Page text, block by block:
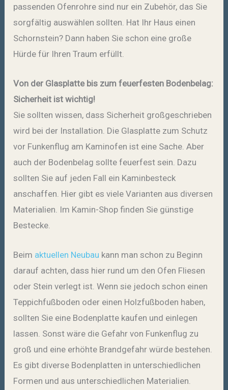
passenden Ofenrohre sind nur ein Zubehör, das Sie
sorgfältig auswählen sollten. Hat Ihr Haus einen
Schornstein? Dann haben Sie schon eine große
Hürde für Ihren Traum erfüllt.
Von der Glasplatte bis zum feuerfesten Bodenbelag:
Sicherheit ist wichtig!
Sie sollten wissen, dass Sicherheit großgeschrieben
wird bei der Installation. Die Glasplatte zum Schutz
vor Funkenflug am Kaminofen ist eine Sache. Aber
auch der Bodenbelag sollte feuerfest sein. Dazu
sollten Sie auf jeden Fall ein Kaminbesteck
anschaffen. Hier gibt es viele Varianten aus diversen
Materialien. Im Kamin-Shop finden Sie günstige
Bestecke.
Beim aktuellen Neubau kann man schon zu Beginn
darauf achten, dass hier rund um den Ofen Fliesen
oder Stein verlegt ist. Wenn sie jedoch schon einen
Teppichfußboden oder einen Holzfußboden haben,
sollten Sie eine Bodenplatte kaufen und einlegen
lassen. Sonst wäre die Gefahr von Funkenflug zu
groß und eine erhöhte Brandgefahr würde bestehen.
Es gibt diverse Bodenplatten in unterschiedlichen
Formen und aus unterschiedlichen Materialien.